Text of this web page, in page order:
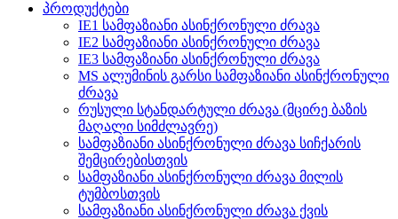
პროდუქტები
IE1 სამფაზიანი ასინქრონული ძრავა
IE2 სამფაზიანი ასინქრონული ძრავა
IE3 სამფაზიანი ასინქრონული ძრავა
MS ალუმინის გარსი სამფაზიანი ასინქრონული
ძრავა
რუსული სტანდარტული ძრავა (მცირე ბაზის
მაღალი სიმძლავრე)
სამფაზიანი ასინქრონული ძრავა სიჩქარის
შემცირებისთვის
სამფაზიანი ასინქრონული ძრავა მილის
ტუმბოსთვის
სამფაზიანი ასინქრონული ძრავა ქვის